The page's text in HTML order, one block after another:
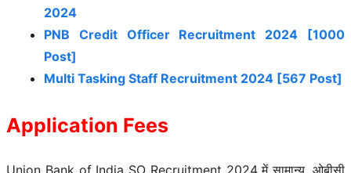
2024
PNB Credit Officer Recruitment 2024 [1000
Post]
Multi Tasking Staff Recruitment 2024 [567 Post]
Application Fees
Union Bank of India SO Recruitment 2024 में सामान्य, ओबीसी